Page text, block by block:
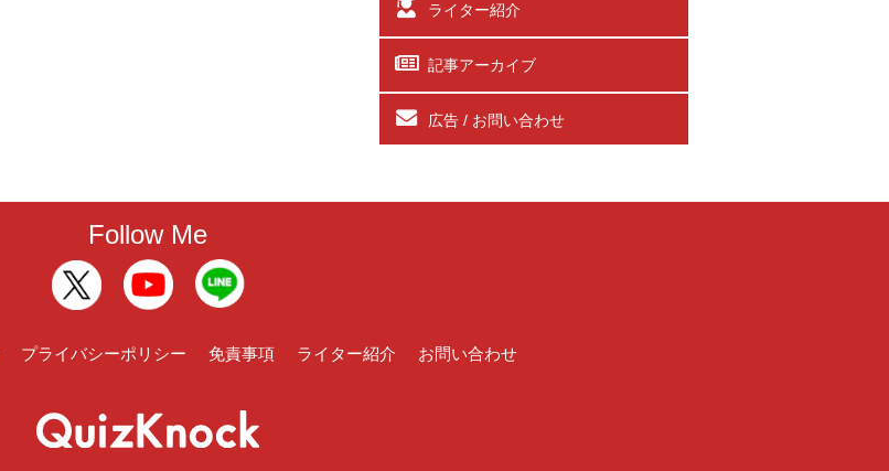
ライター紹介
記事アーカイブ
広告 / お問い合わせ
Follow Me
プライバシーポリシー 免責事項 ライター紹介 お問い合わせ